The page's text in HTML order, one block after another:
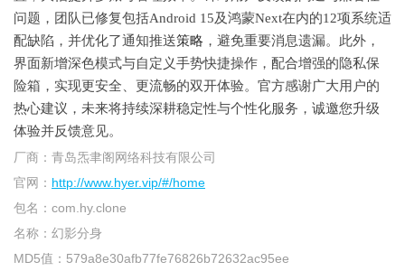
问题，团队已修复包括Android 15及鸿蒙Next在内的12项系统适
配缺陷，并优化了通知推送策略 ，避免重要消息遗漏。此外，
界面新增深色模式与自定义手势快捷操作，配合增强的隐私保
险箱，实现更安全、更流畅的双开体验。官方感谢广大用户的
热心建议，未来将持续深耕稳定性与个性化服务，诚邀您升级
体验并反馈意见。
厂商： 青岛炁聿阁网络科技有限公司
官网： http://www.hyer.vip/#/home
包名： com.hy.clone
名称： 幻影分身
MD5值： 579a8e30afb77fe76826b72632ac95ee